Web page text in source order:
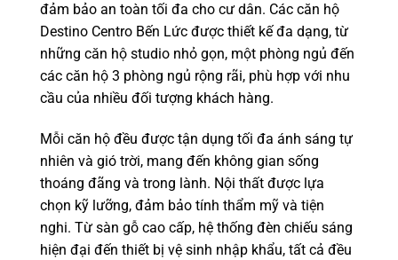
đảm bảo an toàn tối đa cho cư dân. Các căn hộ
Destino Centro Bến Lức được thiết kế đa dạng, từ
những căn hộ studio nhỏ gọn, một phòng ngủ đến
các căn hộ 3 phòng ngủ rộng rãi, phù hợp với nhu
cầu của nhiều đối tượng khách hàng.
Mỗi căn hộ đều được tận dụng tối đa ánh sáng tự
nhiên và gió trời, mang đến không gian sống
thoáng đãng và trong lành. Nội thất được lựa
chọn kỹ lưỡng, đảm bảo tính thẩm mỹ và tiện
nghi. Từ sàn gỗ cao cấp, hệ thống đèn chiếu sáng
hiện đại đến thiết bị vệ sinh nhập khẩu, tất cả đều